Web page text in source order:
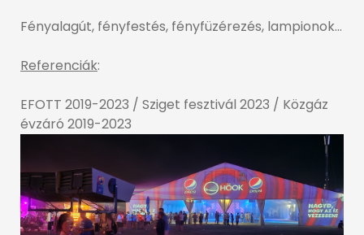
Fényalagút, fényfestés, fényfüzérezés, lampionok…
Referenciák:
EFOTT 2019-2023 / Sziget fesztivál 2023 / Közgáz
évzáró 2019-2023